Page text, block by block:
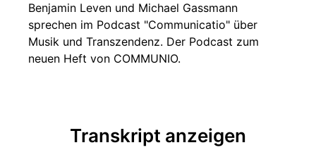
Benjamin Leven und Michael Gassmann
sprechen im Podcast "Communicatio" über
Musik und Transzendenz. Der Podcast zum
neuen Heft von COMMUNIO.
Transkript anzeigen